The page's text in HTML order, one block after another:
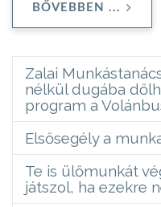
BŐVEBBEN ...
Zalai
nélkül dugába
program a
Elsősegély a
Te is ülőmunkát
játszol, ha ezekre